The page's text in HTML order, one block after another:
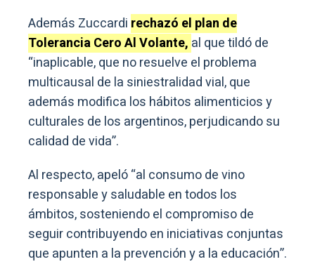
Además Zuccardi rechazó el plan de
Tolerancia Cero Al Volante, al que tildó de
“inaplicable, que no resuelve el problema
multicausal de la siniestralidad vial, que
además modifica los hábitos alimenticios y
culturales de los argentinos, perjudicando su
calidad de vida”.
Al respecto, apeló “al consumo de vino
responsable y saludable en todos los
ámbitos, sosteniendo el compromiso de
seguir contribuyendo en iniciativas conjuntas
que apunten a la prevención y a la educación”.